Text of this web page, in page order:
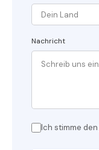
Nachricht
Ich stimme den